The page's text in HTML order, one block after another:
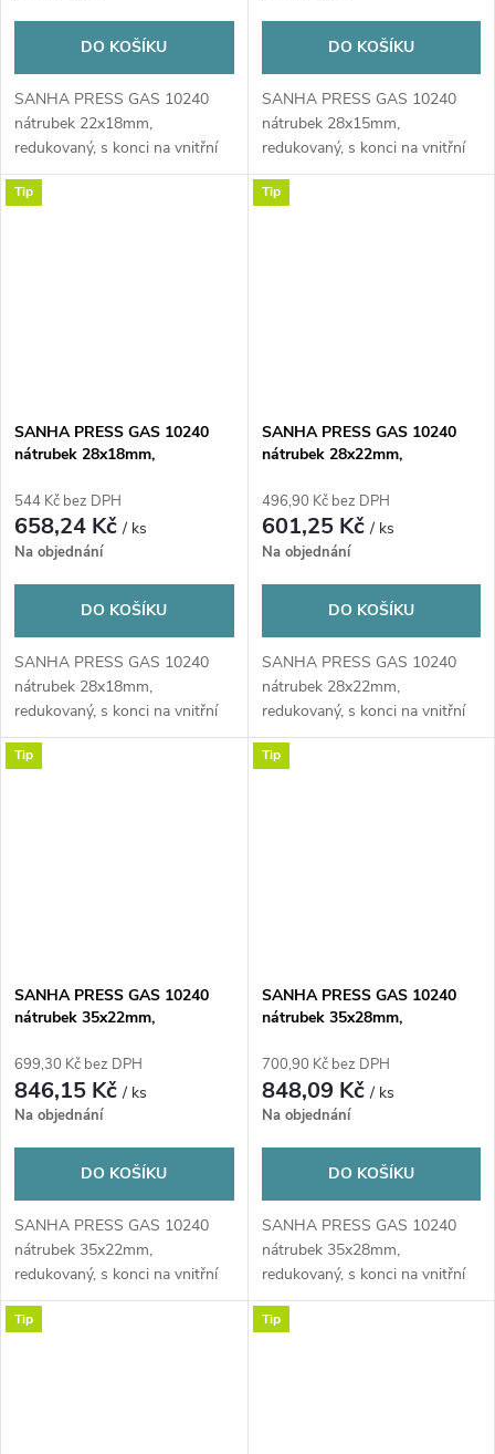
DO KOŠÍKU
SANHA PRESS GAS 10240
nátrubek 22x18mm,
redukovaný, s konci na vnitřní
lisování, plyn, měď
DO KOŠÍKU
SANHA PRESS GAS 10240
nátrubek 28x15mm,
redukovaný, s konci na vnitřní
lisování, plyn, měď
Tip
SANHA PRESS GAS 10240
nátrubek 28x18mm,
lisování, plyn, měď
544 Kč bez DPH
658,24 Kč/ ks
Na objednání
DO KOŠÍKU
SANHA PRESS GAS 10240
nátrubek 28x18mm,
redukovaný, s konci na vnitřní
lisování, plyn, měď
Tip
SANHA PRESS GAS 10240
nátrubek 28x22mm,
lisování, plyn, měď
496,90 Kč bez DPH
601,25 Kč/ ks
Na objednání
DO KOŠÍKU
SANHA PRESS GAS 10240
nátrubek 28x22mm,
redukovaný, s konci na vnitřní
lisování, plyn, měď
Tip
SANHA PRESS GAS 10240
nátrubek 35x22mm,
lisování, plyn, měď
699,30 Kč bez DPH
846,15 Kč/ ks
Na objednání
DO KOŠÍKU
SANHA PRESS GAS 10240
nátrubek 35x22mm,
redukovaný, s konci na vnitřní
lisování, plyn, měď
Tip
SANHA PRESS GAS 10240
nátrubek 35x28mm,
lisování, plyn, měď
700,90 Kč bez DPH
848,09 Kč/ ks
Na objednání
DO KOŠÍKU
SANHA PRESS GAS 10240
nátrubek 35x28mm,
redukovaný, s konci na vnitřní
lisování, plyn, měď
Tip Tip